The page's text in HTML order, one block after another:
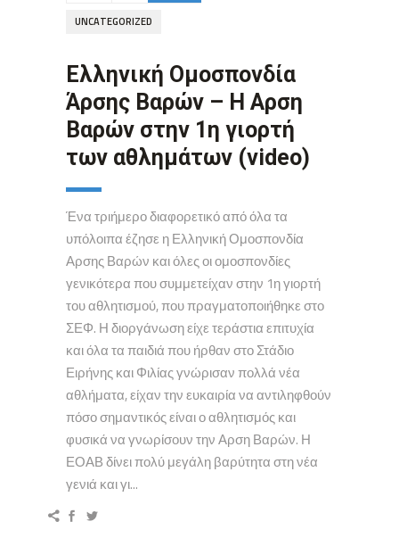
UNCATEGORIZED
Ελληνική Ομοσπονδία
Άρσης Βαρών – Η Αρση
Βαρών στην 1η γιορτή
των αθλημάτων (video)
Ένα τριήμερο διαφορετικό από όλα τα
υπόλοιπα έζησε η Ελληνική Ομοσπονδία
Αρσης Βαρών και όλες οι ομοσπονδίες
γενικότερα που συμμετείχαν στην 1η γιορτή
του αθλητισμού, που πραγματοποιήθηκε στο
ΣΕΦ. Η διοργάνωση είχε τεράστια επιτυχία
και όλα τα παιδιά που ήρθαν στο Στάδιο
Ειρήνης και Φιλίας γνώρισαν πολλά νέα
αθλήματα, είχαν την ευκαιρία να αντιληφθούν
πόσο σημαντικός είναι ο αθλητισμός και
φυσικά να γνωρίσουν την Αρση Βαρών. Η
ΕΟΑΒ δίνει πολύ μεγάλη βαρύτητα στη νέα
γενιά και γι...